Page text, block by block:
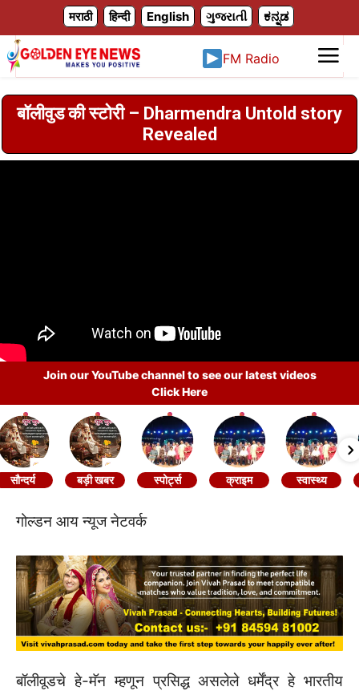
मराठी हिन्दी English ગુજરાતી ಕನ್ನಡ
FM Radio
बॉलीवुड की स्टोरी – Dharmendra Untold story
Revealed
Join our YouTube channel to see our latest videos
Click Here
सौन्दर्य बड़ी खबर स्पोर्ट्स क्राइम स्वास्थ्य
गोल्डन आय न्यूज नेटवर्क
बॉलीवूडचे हे-मॅन म्हणून प्रसिद्ध असलेले धर्मेंद्र हे भारतीय